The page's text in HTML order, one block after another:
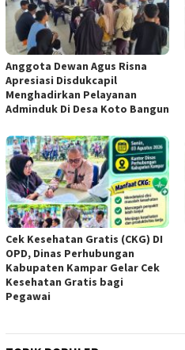
Anggota Dewan Agus Risna
Apresiasi Disdukcapil
Menghadirkan Pelayanan
Adminduk Di Desa Koto Bangun
Cek Kesehatan Gratis (CKG) DI
OPD, Dinas Perhubungan
Kabupaten Kampar Gelar Cek
Kesehatan Gratis bagi
Pegawai